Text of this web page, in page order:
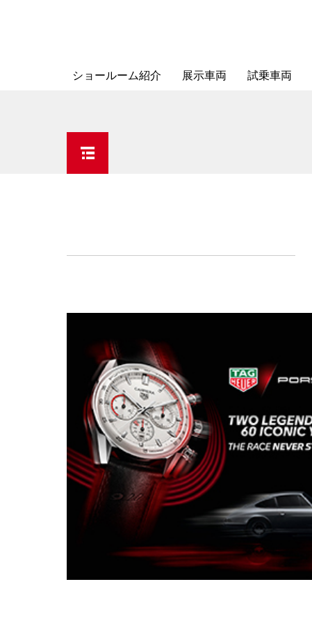
ショールーム紹介 展示車両 試乗車両